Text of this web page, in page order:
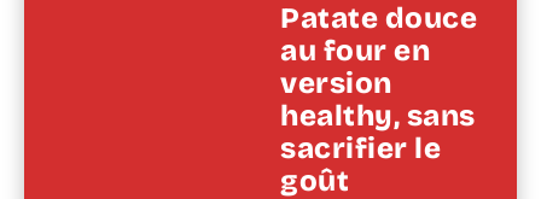
Patate douce
au four en
version
healthy, sans
sacrifier le
goût